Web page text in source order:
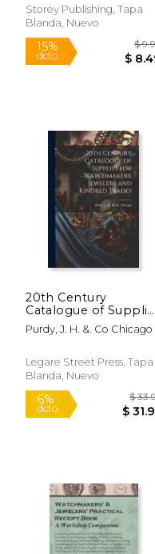
15%
dcto.
Storey Publishing, Tapa
Blanda, Nuevo
20th Century
Catalogue of Supplies
for Watchmakers,
Jewelers and Kindred
Purdy, J. H. &. Co Chicago
Legare Street Press, Tapa
Blanda, Nuevo